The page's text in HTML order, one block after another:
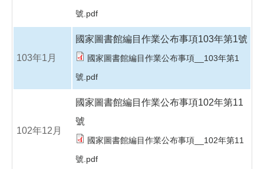
號.pdf
103年1月
國家圖書館編目作業公布事項103年第1號
國家圖書館編目作業公布事項__103年第1
號.pdf
102年12月
國家圖書館編目作業公布事項102年第11
號
國家圖書館編目作業公布事項__102年第11
號.pdf